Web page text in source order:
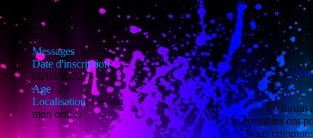
Messages:37
Date d'inscription:
08/03/2022
Age: 13
Localisation:Devant
mon ordi :)
héberge
Le forum
Les membres ont
Nous